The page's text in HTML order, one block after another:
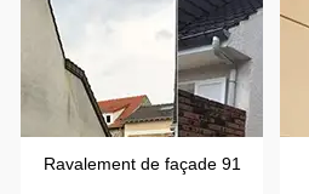
Ravalement de façade 91